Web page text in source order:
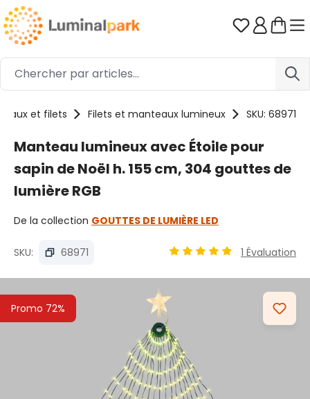
Passer au contenu principal Vous avez
et filets Filets et manteaux lumineux SKU: 68971
Manteau lumineux avec Étoile pour
sapin de Noël h. 155 cm, 304 gouttes de
lumière RGB
De la collection GOUTTES DE LUMIÈRE LED
SKU: 68971 1 Évaluation
Promo 72%